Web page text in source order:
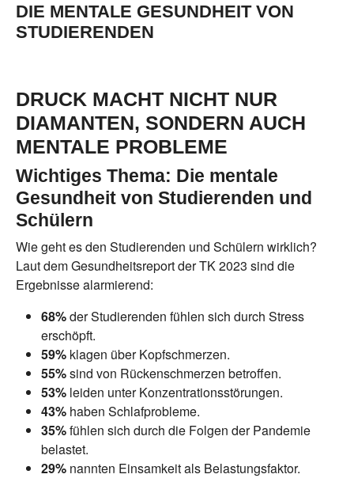
DIE MENTALE GESUNDHEIT VON
STUDIERENDEN
DRUCK MACHT NICHT NUR
DIAMANTEN, SONDERN AUCH
MENTALE PROBLEME
Wichtiges Thema: Die mentale
Gesundheit von Studierenden und
Schülern
Wie geht es den Studierenden und Schülern wirklich?
Laut dem Gesundheitsreport der TK 2023 sind die
Ergebnisse alarmierend:
68%der Studierenden fühlen sich durch Stress
erschöpft.
59% klagen über Kopfschmerzen.
55%sind von Rückenschmerzen betroffen.
53% leiden unter Konzentrationsstörungen.
43% haben Schlafprobleme.
35%fühlen sich durch die Folgen der Pandemie
belastet.
29% nannten Einsamkeit als Belastungsfaktor.